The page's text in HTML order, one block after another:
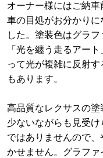
オーナー様にはご納
車の目処がお分かりに
した。塗装色はグラフ
「光を纏う走るアー
って光が複雑に反射
もあります。
高品質なレクサスの
少ないながらも見受
ではありませんので
かせません。グラフ